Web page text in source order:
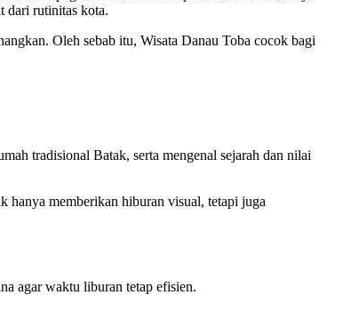
dari rutinitas kota.
Oleh sebab itu, Wisata Danau Toba cocok bagi
tradisional Batak, serta mengenal sejarah dan nilai
hanya memberikan hiburan visual, tetapi juga
agar waktu liburan tetap efisien.